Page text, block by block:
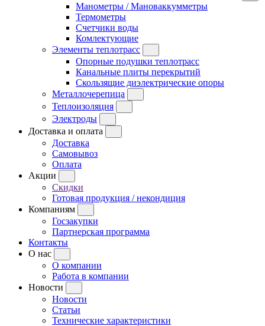
Манометры / Мановаккумметры
Термометры
Счетчики воды
Комлектующие
Элементы теплотрасс
Опорные подушки теплотрасс
Канальные плиты перекрытий
Скользящие диэлектрические опоры
Металлочерепица
Теплоизоляция
Электроды
Доставка и оплата
Доставка
Самовывоз
Оплата
Акции
Скидки
Готовая продукция / некондиция
Компаниям
Госзакупки
Партнерская программа
Контакты
О нас
О компании
Работа в компании
Новости
Новости
Статьи
Технические характеристики